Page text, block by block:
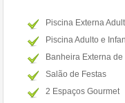
Piscina Externa
Piscina Adulto e
Banheira Externa
Salão de Festas
2 Espaços Gourmet